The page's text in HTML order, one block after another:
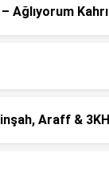
Ağlıyorum
Araff &